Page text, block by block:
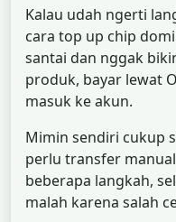
Kalau udah ngerti
cara top up chip
santai dan nggak
produk, bayar lewat
masuk ke akun.
Mimin sendiri cukup
perlu transfer
beberapa langkah,
malah karena salah